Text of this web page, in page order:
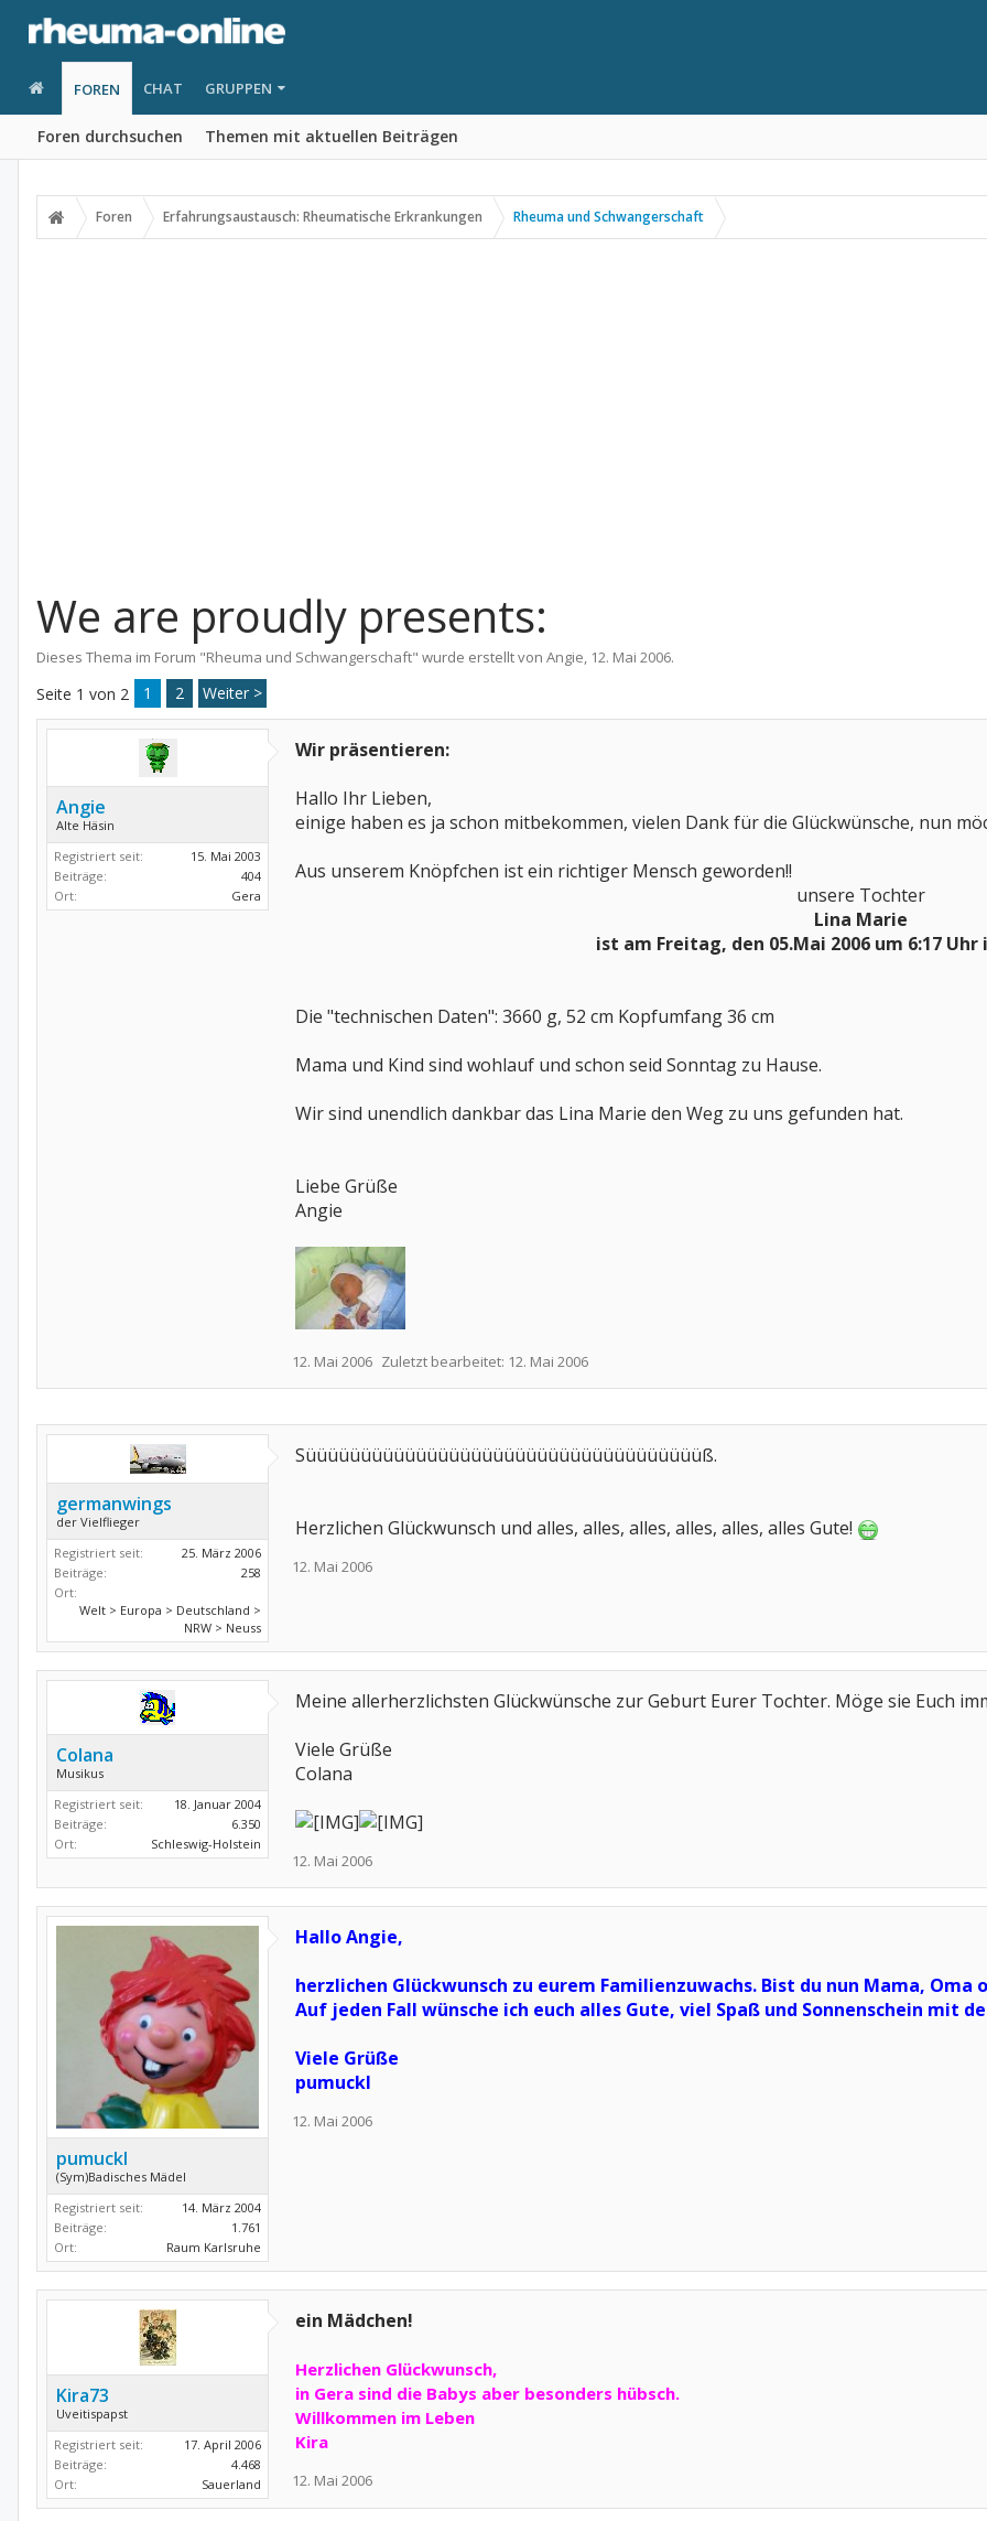
FOREN
Foren durchsuchen Themen mit aktuellen Beiträgen
CHAT GRUPPEN
Foren Erfahrungsaustausch: Rheumatische Erkrankungen Rheuma und Schwangerschaft
We are proudly presents:
Dieses Thema im Forum "Rheuma und Schwangerschaft" wurde erstellt von Angie, 12. Mai 2006.
Seite 1 von 2 1 2 Weiter >
Angie
Alte Häsin
Registriert seit:
15. Mai 2003
Beiträge:
404
Ort:
Gera
Wir präsentieren:
Hallo Ihr Lieben,
einige haben es ja schon mitbekommen, vielen Dank für die Glückwünsche, nun
Aus unserem Knöpfchen ist ein richtiger Mensch geworden!!
unsere Tochter​
Lina Marie
ist am Freitag, den 05.Mai 2006 um 6:17
Die "technischen Daten": 3660 g, 52 cm Kopfumfang 36 cm
Mama und Kind sind wohlauf und schon seid Sonntag zu Hause.
Wir sind unendlich dankbar das Lina Marie den Weg zu uns gefunden hat.
Liebe Grüße
Angie
12. Mai 2006 Zuletzt bearbeitet: 12. Mai 2006
germanwings
der Vielflieger
Registriert seit:
25. März 2006
Beiträge:
258
Ort:
Welt > Europa > Deutschland >
NRW > Neuss
Süüüüüüüüüüüüüüüüüüüüüüüüüüüüüüüüüüüüß.
Herzlichen Glückwunsch und alles, alles, alles, alles, alles, alles Gute!
12. Mai 2006
Colana
Musikus
Registriert seit:
18. Januar 2004
Beiträge:
6.350
Ort:
Schleswig-Holstein
Meine allerherzlichsten Glückwünsche zur Geburt Eurer Tochter. Möge sie Euch
Viele Grüße
Colana
12. Mai 2006
pumuckl
(Sym)Badisches Mädel
Registriert seit:
14. März 2004
Beiträge:
1.761
Ort:
Raum Karlsruhe
Hallo Angie,
herzlichen Glückwunsch zu eurem Familienzuwachs. Bist du nun Mama, Oma
Auf jeden Fall wünsche ich euch alles Gute, viel Spaß und Sonnenschein mit
Viele Grüße
pumuckl
12. Mai 2006
Kira73
Uveitispapst
Registriert seit:
17. April 2006
Beiträge:
4.468
Ort:
Sauerland
ein Mädchen!
Herzlichen Glückwunsch,
in Gera sind die Babys aber besonders hübsch.
Willkommen im Leben
Kira
12. Mai 2006